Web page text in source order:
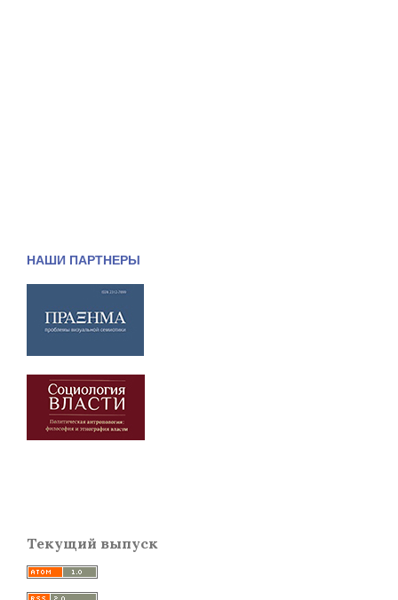
НАШИ ПАРТНЕРЫ
Текущий выпуск